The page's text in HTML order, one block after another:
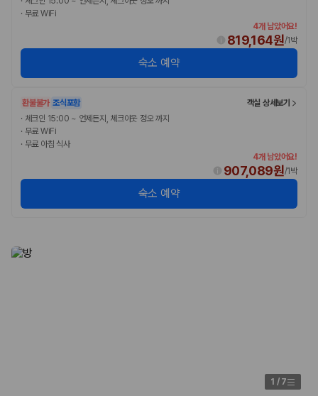
· 무료 WiFi
4개 남았어요!
819,164원/1박
숙소 예약
환불불가 조식포함
객실 상세보기
· 체크인 15:00 ~ 언제든지, 체크아웃 정오 까지
· 무료 WiFi
· 무료 아침 식사
4개 남았어요!
907,089원/1박
숙소 예약
1 / 7